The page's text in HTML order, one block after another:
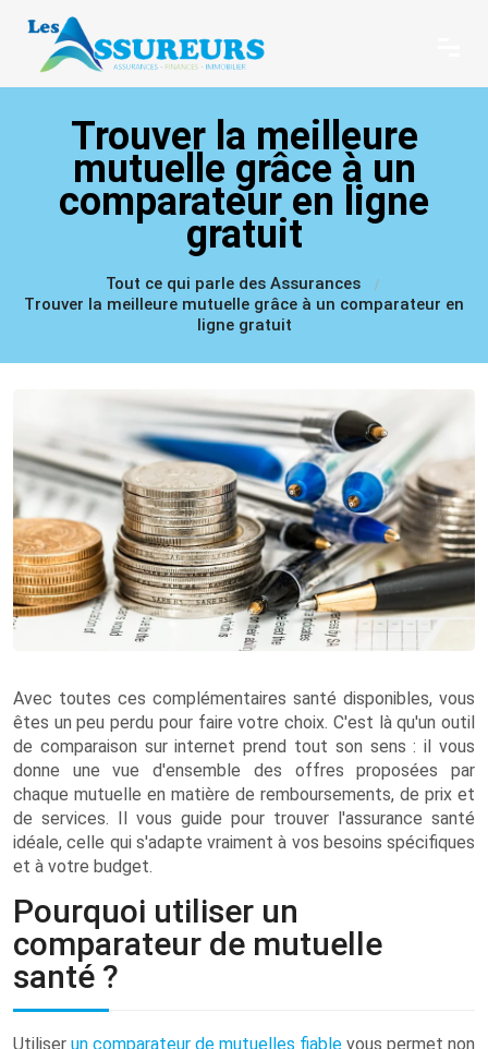
Trouver la meilleure
mutuelle grâce à un
comparateur en ligne
gratuit
Tout ce qui parle des Assurances
Trouver la meilleure mutuelle grâce à un comparateur en
ligne gratuit
Avec toutes ces complémentaires santé disponibles, vous
êtes un peu perdu pour faire votre choix. C'est là qu'un outil
de comparaison sur internet prend tout son sens : il vous
donne une vue d'ensemble des offres proposées par
chaque mutuelle en matière de remboursements, de prix et
de services. Il vous guide pour trouver l'assurance santé
idéale, celle qui s'adapte vraiment à vos besoins spécifiques
et à votre budget.
Pourquoi utiliser un
comparateur de mutuelle
santé ?
Utiliser un comparateur de mutuelles fiable vous permet non